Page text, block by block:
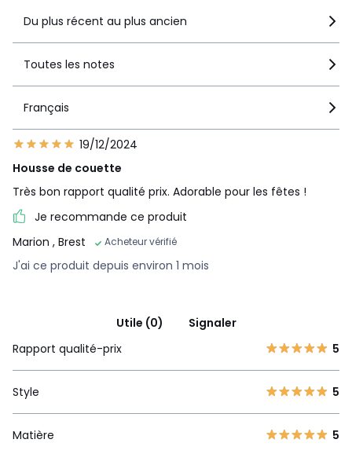
Du plus récent au plus ancien
Toutes les notes
Français
19/12/2024
Housse de couette
Très bon rapport qualité prix. Adorable pour les fêtes !
Je recommande ce produit
Marion , Brest Acheteur vérifié
J'ai ce produit depuis environ 1 mois
Utile (0)
Signaler
Rapport qualité-prix
5
Style 5
Matière 5